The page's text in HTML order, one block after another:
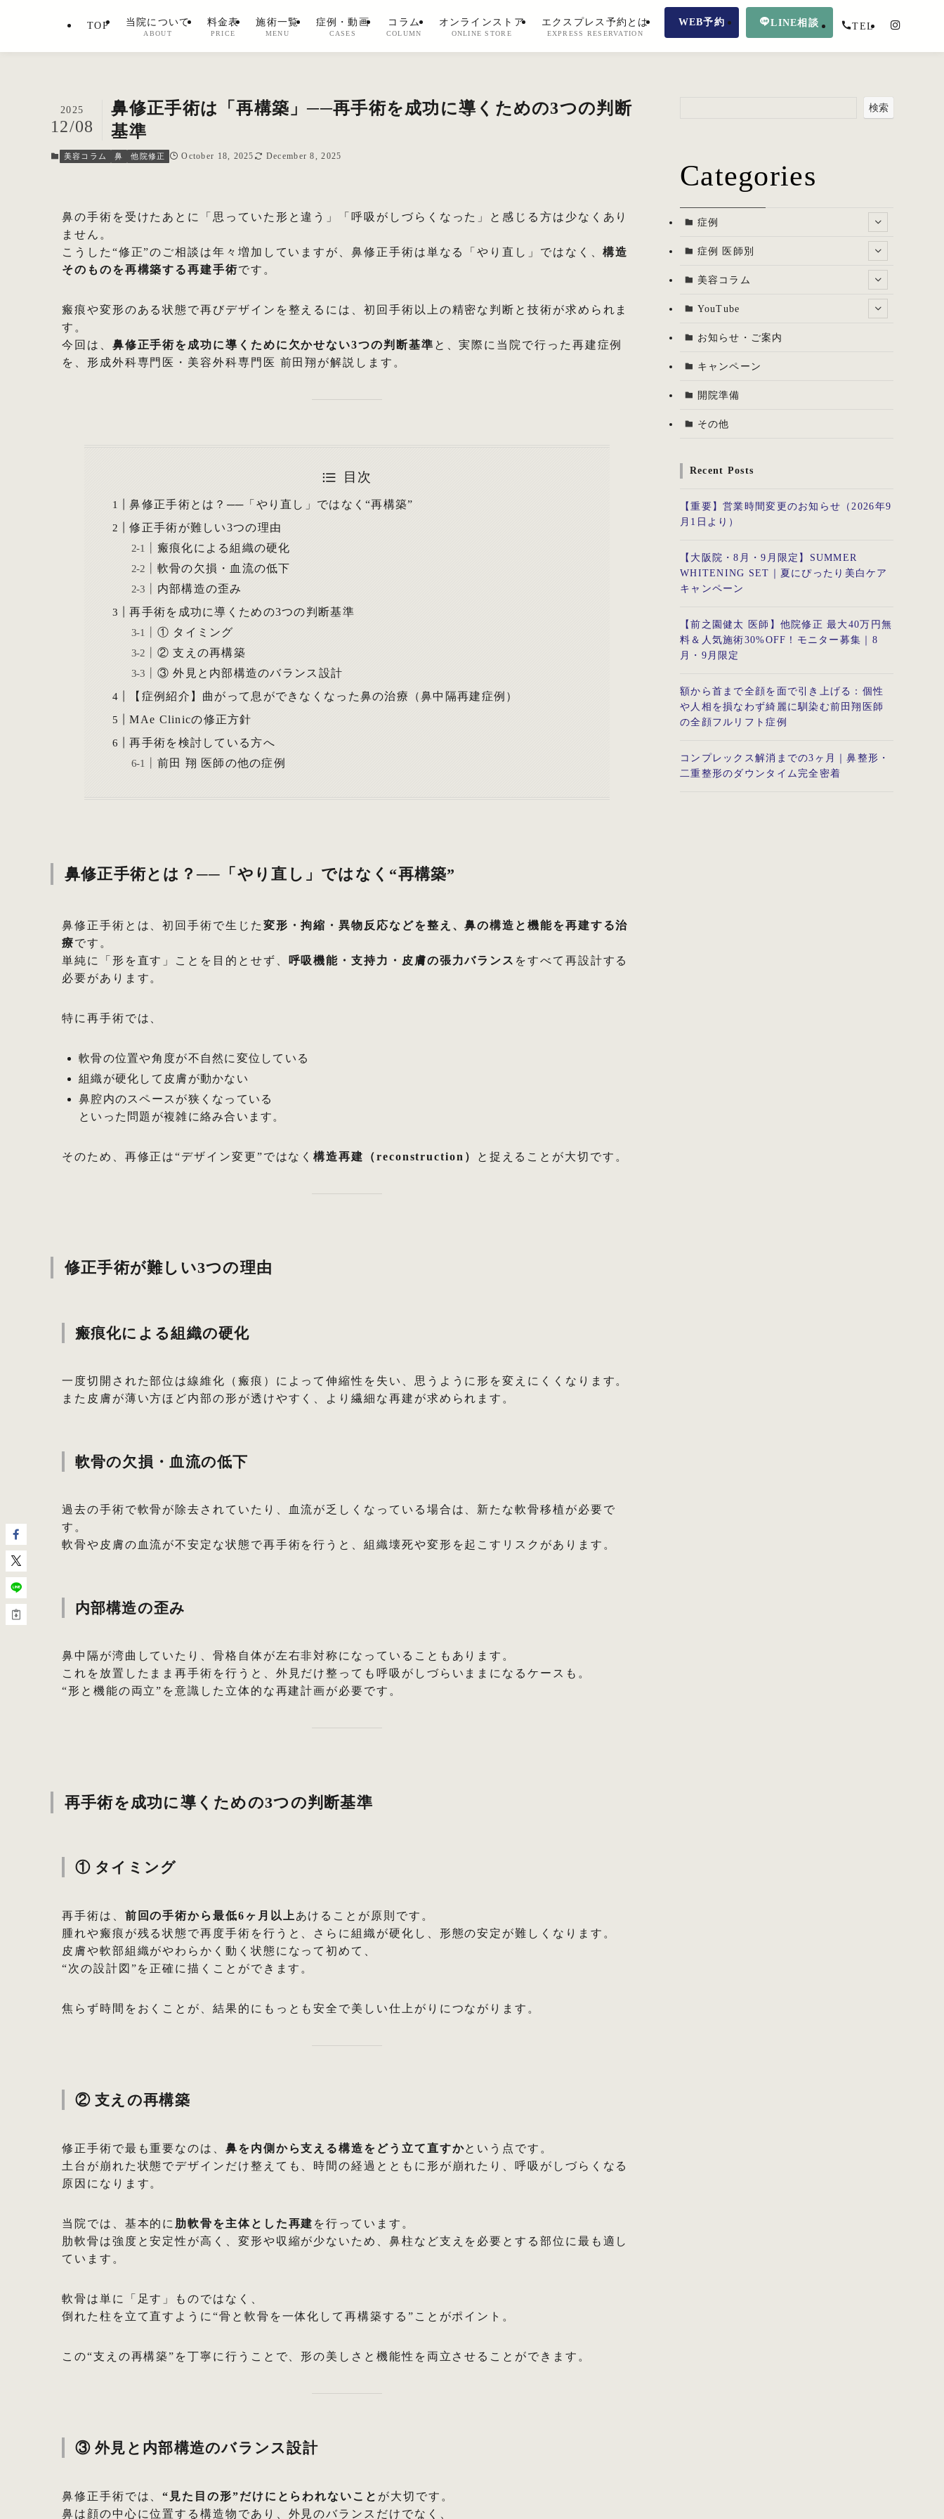
TOP 当院について
ABOUT
料金表
PRICE
施術一覧
MENU
症例・動画
CASES
コラム
COLUMN
オンラインストア
ONLINE STORE
エクスプレス予約とは
EXPRESS RESERVATION
WEB予約 LINE相談 TEL
鼻修正手術は「再構築」──再手術を成功に導くための3つの判断
基準
2025
12/08
美容コラム 鼻 他院修正 October 18, 2025 December 8, 2025
鼻の手術を受けたあとに「思っていた形と違う」「呼吸がしづらくなった」と感じる方は少なくあり
ません。
こうした“修正”のご相談は年々増加していますが、鼻修正手術は単なる「やり直し」ではなく、構造
そのものを再構築する再建手術です。
瘢痕や変形のある状態で再びデザインを整えるには、初回手術以上の精密な判断と技術が求められま
す。
今回は、 鼻修正手術を成功に導くために欠かせない3つの判断基準 と、実際に当院で行った再建症例
を、形成外科専門医・美容外科専門医 前田翔が解説します。
目次
鼻修正手術とは？──「やり直し」ではなく“再構築”
修正手術が難しい3つの理由
瘢痕化による組織の硬化
軟骨の欠損・血流の低下
内部構造の歪み
再手術を成功に導くための3つの判断基準
① タイミング
② 支えの再構築
③ 外見と内部構造のバランス設計
【症例紹介】曲がって息ができなくなった鼻の治療（鼻中隔再建症例）
MAe Clinicの修正方針
再手術を検討している方へ
前田 翔 医師の他の症例
鼻修正手術とは？──「やり直し」ではなく“再構築”
鼻修正手術とは、初回手術で生じた 変形・拘縮・異物反応などを整え、鼻の構造と機能を再建する治
療です。
単純に「形を直す」ことを目的とせず、
呼吸機能・支持力・皮膚の張力バランス をすべて再設計する
必要があります。
特に再手術では、
軟骨の位置や角度が不自然に変位している
組織が硬化して皮膚が動かない
鼻腔内のスペースが狭くなっている
といった問題が複雑に絡み合います。
そのため、再修正は“デザイン変更”ではなく構造再建（reconstruction） と捉えることが大切です。
修正手術が難しい3つの理由
瘢痕化による組織の硬化
一度切開された部位は線維化（瘢痕）によって伸縮性を失い、思うように形を変えにくくなります。
また皮膚が薄い方ほど内部の形が透けやすく、より繊細な再建が求められます。
軟骨の欠損・血流の低下
過去の手術で軟骨が除去されていたり、血流が乏しくなっている場合は、新たな軟骨移植が必要で
す。
軟骨や皮膚の血流が不安定な状態で再手術を行うと、組織壊死や変形を起こすリスクがあります。
内部構造の歪み
鼻中隔が湾曲していたり、骨格自体が左右非対称になっていることもあります。
これを放置したまま再手術を行うと、外見だけ整っても呼吸がしづらいままになるケースも。
“形と機能の両立”を意識した立体的な再建計画が必要です。
再手術を成功に導くための3つの判断基準
① タイミング
再手術は、 前回の手術から最低6ヶ月以上 あけることが原則です。
腫れや瘢痕が残る状態で再度手術を行うと、さらに組織が硬化し、形態の安定が難しくなります。
皮膚や軟部組織がやわらかく動く状態になって初めて、
“次の設計図”を正確に描くことができます。
焦らず時間をおくことが、結果的にもっとも安全で美しい仕上がりにつながります。
② 支えの再構築
修正手術で最も重要なのは、 鼻を内側から支える構造をどう立て直すかという点です。
土台が崩れた状態でデザインだけ整えても、時間の経過とともに形が崩れたり、呼吸がしづらくなる
原因になります。
当院では、基本的に 肋軟骨を主体とした再建 を行っています。
肋軟骨は強度と安定性が高く、変形や収縮が少ないため、鼻柱など支えを必要とする部位に最も適し
ています。
軟骨は単に「足す」ものではなく、
倒れた柱を立て直すように“骨と軟骨を一体化して再構築する”ことがポイント。
この“支えの再構築”を丁寧に行うことで、形の美しさと機能性を両立させることができます。
③ 外見と内部構造のバランス設計
鼻修正手術では、“見た目の形”だけにとらわれないこと が大切です。
鼻は顔の中心に位置する構造物であり、外見のバランスだけでなく、
検索
Categories
症例
症例 医師別
美容コラム
YouTube
お知らせ・ご案内
キャンペーン
開院準備
その他
Recent Posts
【重要】営業時間変更のお知らせ（2026年9
月1日より）
【大阪院・8月・9月限定】SUMMER
WHITENING SET｜夏にぴったり美白ケア
キャンペーン
【前之園健太 医師】他院修正 最大40万円無
料＆人気施術30%OFF！モニター募集｜8
月・9月限定
額から首まで全顔を面で引き上げる：個性
や人相を損なわず綺麗に馴染む前田翔医師
の全顔フルリフト症例
コンプレックス解消までの3ヶ月｜鼻整形・
二重整形のダウンタイム完全密着